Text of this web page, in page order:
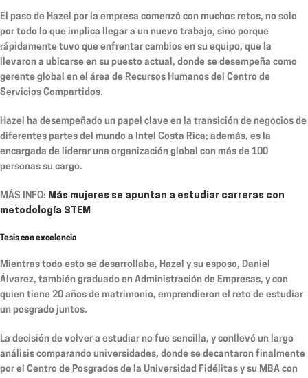
El paso de Hazel por la empresa comenzó con muchos retos, no solo
por todo lo que implica llegar a un nuevo trabajo, sino porque
rápidamente tuvo que enfrentar cambios en su equipo, que la
llevaron a ubicarse en su puesto actual, donde se desempeña como
gerente global en el área de Recursos Humanos del Centro de
Servicios Compartidos.
Hazel ha desempeñado un papel clave en la transición de negocios de
diferentes partes del mundo a Intel Costa Rica; además, es la
encargada de liderar una organización global con más de 100
personas su cargo.
MÁS INFO: Más mujeres se apuntan a estudiar carreras con
metodología STEM
Tesis con excelencia
Mientras todo esto se desarrollaba, Hazel y su esposo, Daniel
Álvarez, también graduado en Administración de Empresas, y con
quien tiene 20 años de matrimonio, emprendieron el reto de estudiar
un posgrado juntos.
La decisión de volver a estudiar no fue sencilla, y conllevó un largo
análisis comparando universidades, donde se decantaron finalmente
por el Centro de Posgrados de la Universidad Fidélitas y su MBA con